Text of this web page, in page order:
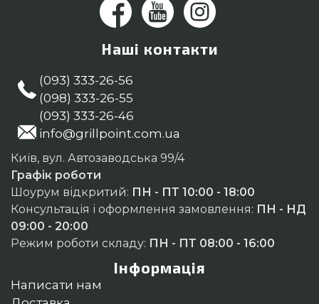
Наші контакти
(093) 333-26-56
(098) 333-26-55
(093) 333-26-46
info@grillpoint.com.ua
Київ, вул. Автозаводська 99/4
Графік роботи
Шоурум відкритий: ПН - ПТ 10:00 - 18:00
Консультація і оформлення замовлення: ПН - НД
09:00 - 20:00
Режим роботи складу: ПН - ПТ 08:00 - 16:00
Інформація
Написати нам